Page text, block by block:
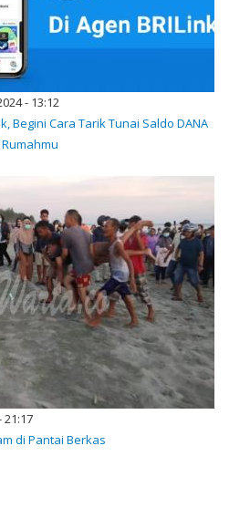
- 13:12
Begini Cara Tarik Tunai Saldo DANA
21:17
di Pantai Berkas